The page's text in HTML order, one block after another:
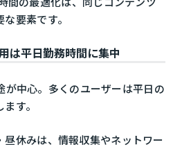
要素です。
は平日勤務時間に集中
中心。多くのユーザーは平日の
す。
昼休みは、情報収集やネットワー